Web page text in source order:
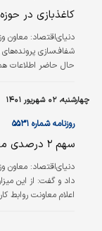
کاغذبازی در
دنیای‌اقتصاد: معاون
شفاف‌سازی
حال حاضر اطلاعات
چهارشنبه، ۰۲ شهریور ۱۴۰۱
روزنامه شماره ۵۵۳۱
سهم ۲ درصدی معادن از حوادث کار
دنیای‌اقتصاد: